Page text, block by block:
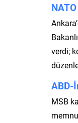
verdi;
ABD-
MSB